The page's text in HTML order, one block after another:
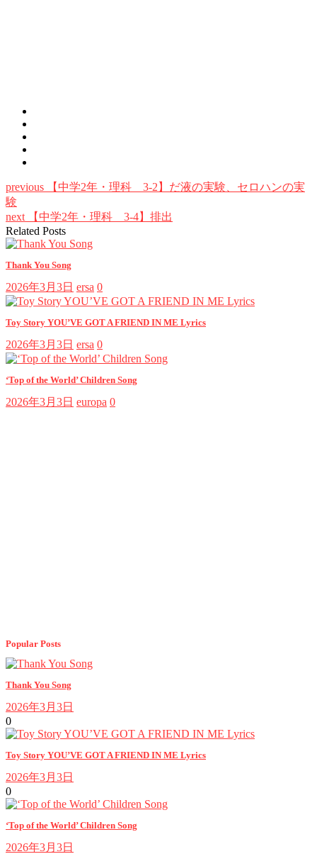
previous 【中学2年・理科 3-2】だ液の実験、セロハンの実
験
next 【中学2年・理科 3-4】排出
Related Posts
Thank You Song
2026年3月3日 ersa 0
Toy Story YOU’VE GOT A FRIEND IN ME Lyrics
2026年3月3日 ersa 0
‘Top of the World’ Children Song
2026年3月3日 europa 0
Popular Posts
Thank You Song
2026年3月3日
0
Toy Story YOU’VE GOT A FRIEND IN ME Lyrics
2026年3月3日
0
‘Top of the World’ Children Song
2026年3月3日